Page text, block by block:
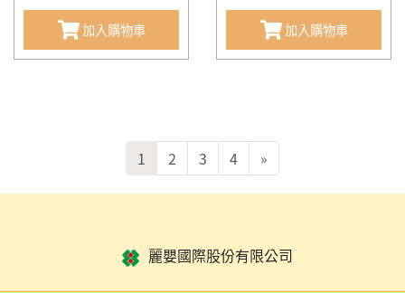
加入購物車 加入購物車
1 2 3 4 »
麗嬰國際股份有限公司